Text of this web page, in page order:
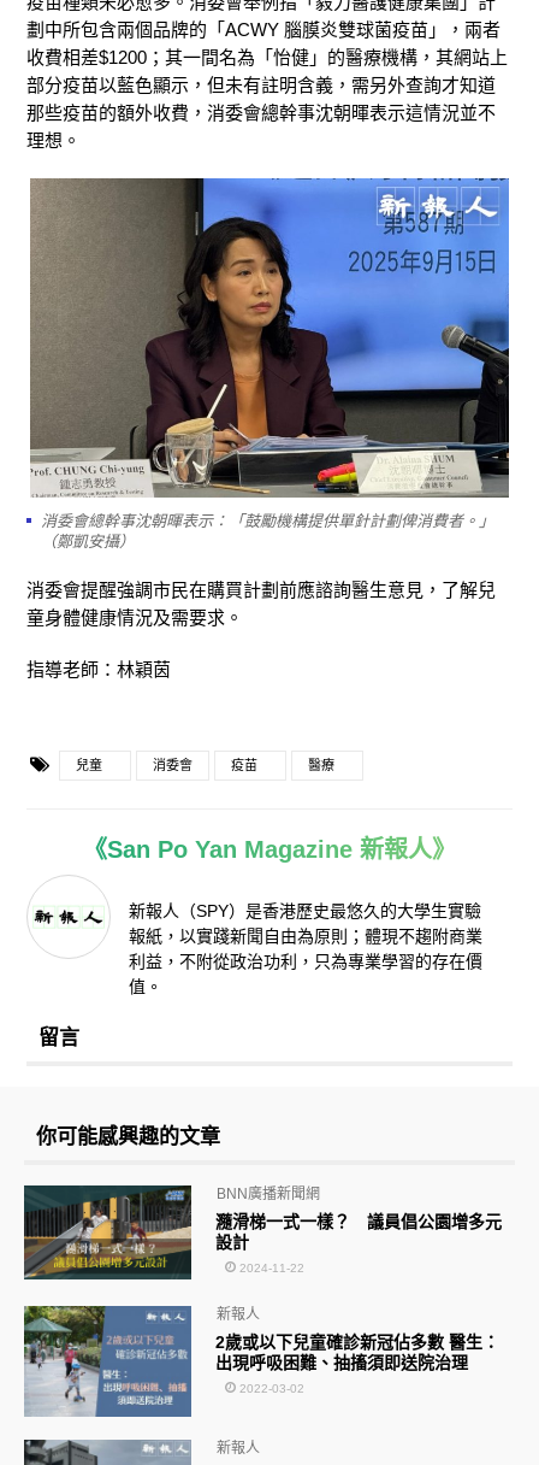
劃中所包含兩個品牌的「ACWY 腦膜炎雙球菌疫苗」，兩者
收費相差$1200；其一間名為「怡健」的醫療機構，其網站上
部分疫苗以藍色顯示，但未有註明含義，需另外查詢才知道
那些疫苗的額外收費，消委會總幹事沈朝暉表示這情況並不
理想。
消委會總幹事沈朝暉表示：「鼓勵機構提供單針計劃俾消費者。」
（鄭凱安攝）
消委會提醒強調市民在購買計劃前應諮詢醫生意見，了解兒
童身體健康情況及需要求 。
指導老師：林穎茵
兒童 消委會 疫苗 醫療
《San Po Yan Magazine 新報人》
新報人（SPY）是香港歷史最悠久的大學生實驗
報紙，以實踐新聞自由為原則；體現不趨附商業
利益，不附從政治功利，只為專業學習的存在價
值。
留言
你可能感興趣的文章
瀡滑梯一式一樣？ 議員倡公園增多元
設計
BNN廣播新聞網
2024-11-22
2歲或以下兒童確診新冠佔多數 醫生：
出現呼吸困難、抽搐須即送院治理
新報人
2022-03-02
新報人